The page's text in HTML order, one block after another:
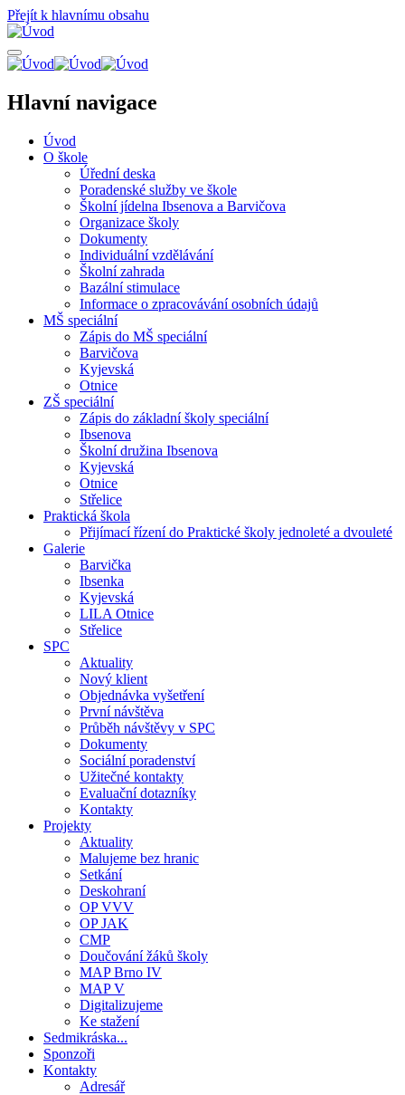
Přejít k hlavnímu obsahu
Hlavní navigace
Úvod
O škole
Úřední deska
Poradenské služby ve škole
Školní jídelna Ibsenova a Barvičova
Organizace školy
Dokumenty
Individuální vzdělávání
Školní zahrada
Bazální stimulace
Informace o zpracovávání osobních údajů
MŠ speciální
Zápis do MŠ speciální
Barvičova
Kyjevská
Otnice
ZŠ speciální
Zápis do základní školy speciální
Ibsenova
Školní družina Ibsenova
Kyjevská
Otnice
Střelice
Praktická škola
Přijímací řízení do Praktické školy jednoleté a dvouleté
Galerie
Barvička
Ibsenka
Kyjevská
LILA Otnice
Střelice
SPC
Aktuality
Nový klient
Objednávka vyšetření
První návštěva
Průběh návštěvy v SPC
Dokumenty
Sociální poradenství
Užitečné kontakty
Evaluační dotazníky
Kontakty
Projekty
Aktuality
Malujeme bez hranic
Setkání
Deskohraní
OP VVV
OP JAK
CMP
Doučování žáků školy
MAP Brno IV
MAP V
Digitalizujeme
Ke stažení
Sedmikráska...
Sponzoři
Kontakty
Adresář